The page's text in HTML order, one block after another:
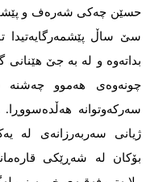
حسێن چەکی شەرەف و
سێ ساڵ پێشمەرگایەتیدا
بداتەوە و لە بە جێ هێنانی
چونەوەی هەموو
سەرکەوتوانە
ژیانی سەربەرزانەی لە
بۆکان لە شەڕێکی